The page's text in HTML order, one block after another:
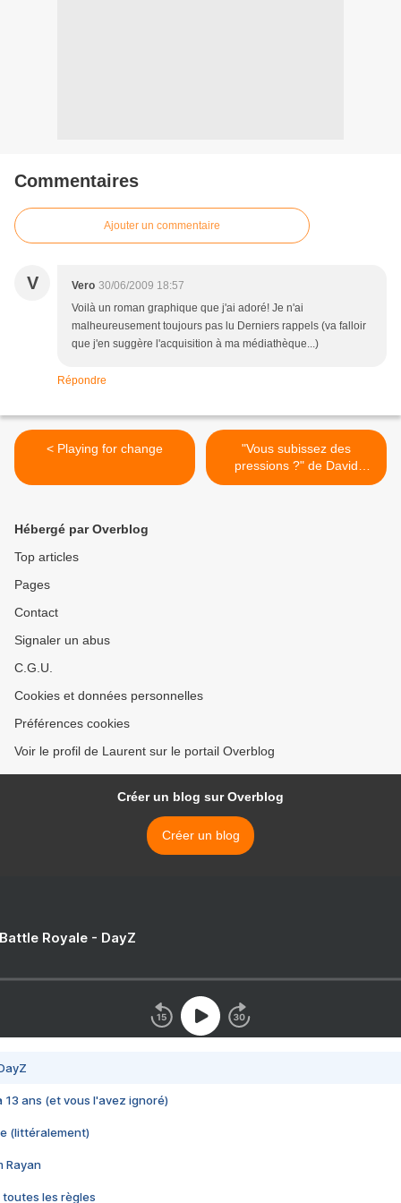
Commentaires
Ajouter un commentaire
V Vero 30/06/2009 18:57
Voilà un roman graphique que j'ai adoré! Je n'ai
malheureusement toujours pas lu Derniers rappels (va falloir
que j'en suggère l'acquisition à ma médiathèque...)
Répondre
< Playing for change
"Vous subissez des
pressions ?" de David
Pujadas, Flammarion, 2008
Hébergé par Overblog
Top articles
Pages
Contact
Signaler un abus
C.G.U.
Cookies et données personnelles
Préférences cookies
Voir le profil de Laurent sur le portail Overblog
Créer un blog sur Overblog
Créer un blog
Royale - DayZ
13 ans (et vous l'avez ignoré)
(littéralement)
Rayan
toutes les règles